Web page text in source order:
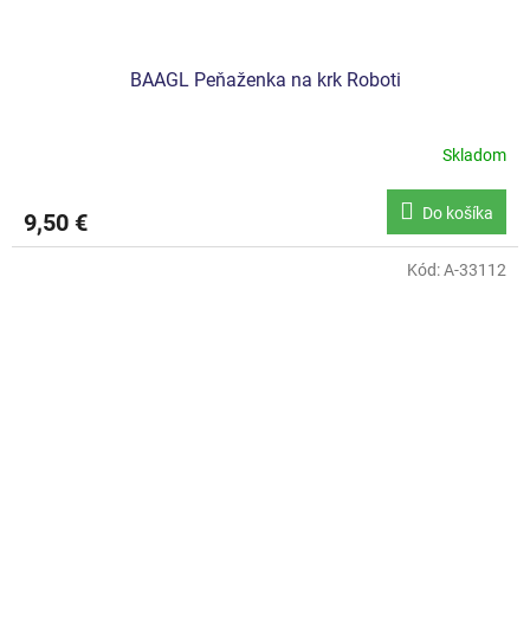
BAAGL Peňaženka na krk Roboti
Skladom
9,50 € Do košíka
Kód:A-33112